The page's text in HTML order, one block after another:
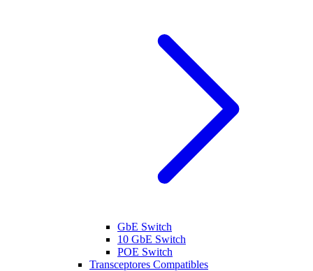
GbE Switch
10 GbE Switch
POE Switch
Transceptores Compatibles